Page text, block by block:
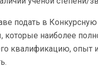
подать в
которые наиболее
квалификацию, опыт и